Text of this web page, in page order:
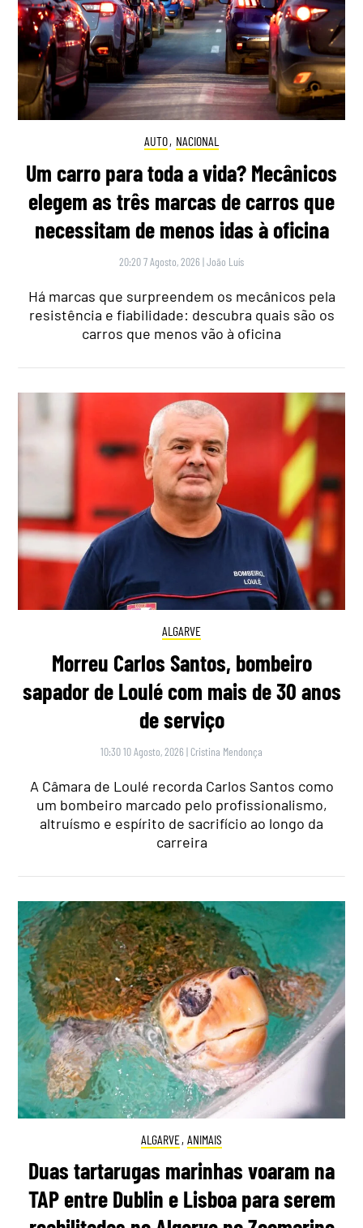
AUTO, NACIONAL
Um carro para toda a vida? Mecânicos
elegem as três marcas de carros que
necessitam de menos idas à oficina
20:20 7 Agosto, 2026 |João Luís
Há marcas que surpreendem os mecânicos pela
resistência e fiabilidade: descubra quais são os
carros que menos vão à oficina
ALGARVE
Morreu Carlos Santos, bombeiro
sapador de Loulé com mais de 30 anos
de serviço
10:30 10 Agosto, 2026 | Cristina Mendonça
A Câmara de Loulé recorda Carlos Santos como
um bombeiro marcado pelo profissionalismo,
altruísmo e espírito de sacrifício ao longo da
carreira
ALGARVE, ANIMAIS
Duas tartarugas marinhas voaram na
TAP entre Dublin e Lisboa para serem